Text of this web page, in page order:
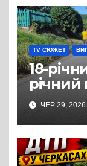
TV СЮЖЕТ
18-
річний
ДТП з
ЧЕР 29, 2026